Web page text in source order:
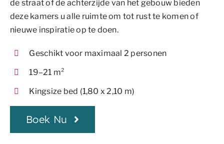
de straat of de achterzijde van het gebouw bieden
deze kamers u alle ruimte om tot rust te komen of
nieuwe inspiratie op te doen.
Geschikt voor maximaal 2 personen
19–21 m²
Kingsize bed (1,80 x 2,10 m)
Boek Nu